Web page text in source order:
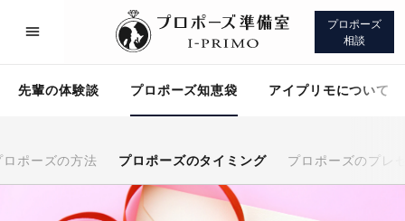
プロポーズ
相談
先輩の体験談 プロポーズ知恵袋 アイプリモについて
ロポーズの方法 プロポーズのタイミング プロポーズのプレ
プロポーズサポート 先輩の体験談